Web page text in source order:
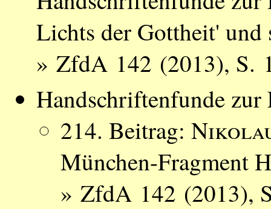
Lichts der Gottheit' und
» ZfdA 142 (2013), S.
Handschriftenfunde
214. Beitrag:
München-Fragment
» ZfdA 142 (2013),